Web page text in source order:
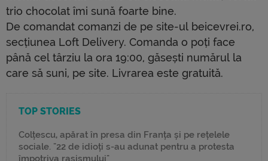
trio chocolat îmi sună foarte bine.
De comandat comanzi de pe site-ul beicevrei.ro,
secțiunea Loft Delivery. Comanda o poți face
până cel târziu la ora 19:00, găsești numărul la
care să suni, pe site. Livrarea este gratuită.
TOP STORIES
Colțescu, apărat în presa din Franța și pe rețelele
sociale. "22 de idioți s-au adunat pentru a protesta
împotriva rasismului"